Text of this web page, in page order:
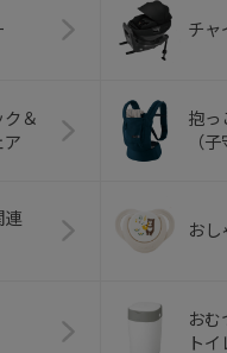
チャ
＆
ア
抱っ
（子
連
おし
おむ
ト